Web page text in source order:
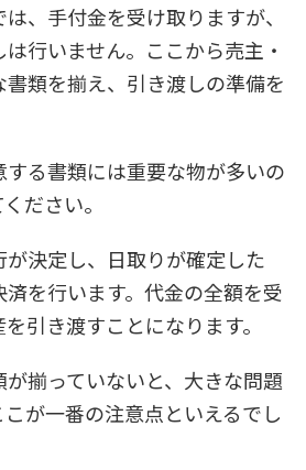
、手付金を受け取りますが、
行いません。ここから売主・
類を揃え、引き渡しの準備を
する書類には重要な物が多いの
ださい。
決定し、日取りが確定した
を行います。代金の全額を受
引き渡すことになります。
揃っていないと、大きな問題
が一番の注意点といえるでし